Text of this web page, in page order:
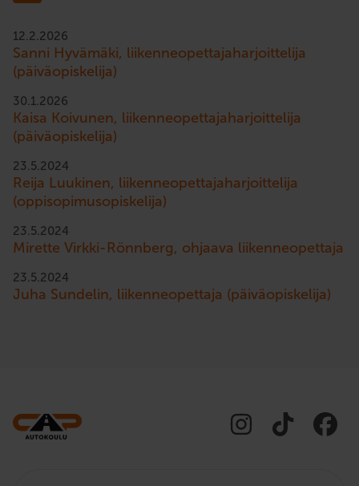
12.2.2026
Sanni Hyvämäki, liikenneopettajaharjoittelija
(päiväopiskelija)
30.1.2026
Kaisa Koivunen, liikenneopettajaharjoittelija
(päiväopiskelija)
23.5.2024
Reija Luukinen, liikenneopettajaharjoittelija
(oppisopimusopiskelija)
23.5.2024
Mirette Virkki-Rönnberg, ohjaava liikenneopettaja
23.5.2024
Juha Sundelin, liikenneopettaja (päiväopiskelija)